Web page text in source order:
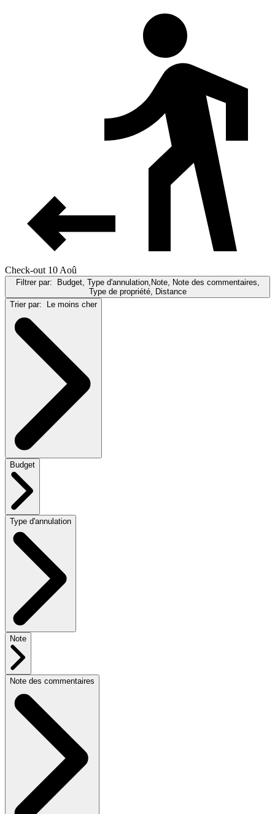
Check-out 10 Aoû
Filtrer par:
Budget, Type d'annulation,Note, Note des commentaires,
Type de propriété, Distance
Trier par:
Le moins cher
Budget
Type d'annulation
Note
Note des commentaires